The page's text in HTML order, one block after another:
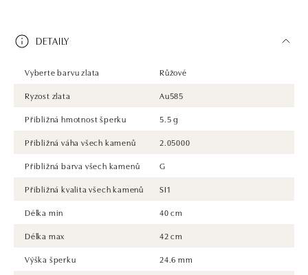
DETAILY
Vyberte barvu zlata
Růžové
Ryzost zlata
Au585
Přibližná hmotnost šperku
5.5 g
Přibližná váha všech kamenů
2.05000
Přibližná barva všech kamenů
G
Přibližná kvalita všech kamenů
SI1
Délka min
40 cm
Délka max
42 cm
Výška šperku
24.6 mm